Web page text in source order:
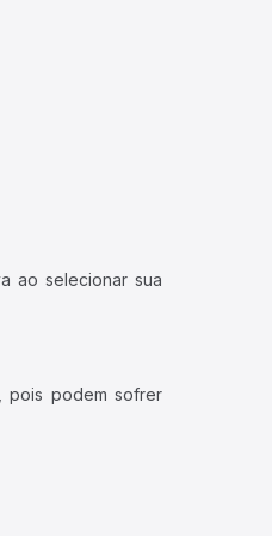
ao selecionar sua
pois podem sofrer